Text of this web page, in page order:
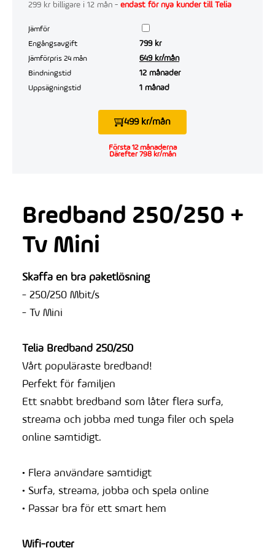
299 kr billigare i 12 mån - endast för nya kunder till Telia
Jämför
Engångsavgift
799 kr
Jämförpris 24 mån 649 kr/mån
Bindningstid 12 månader
Uppsägningstid 1 månad
499 kr/mån
Första 12 månaderna
Därefter 798 kr/mån
Bredband 250/250 +
Tv Mini
Skaffa en bra paketlösning
- 250/250 Mbit/s
- Tv Mini
Telia Bredband 250/250
Vårt populäraste bredband!
Perfekt för familjen
Ett snabbt bredband som låter flera surfa,
streama och jobba med tunga filer och spela
online samtidigt.
• Flera användare samtidigt
• Surfa, streama, jobba och spela online
• Passar bra för ett smart hem
Wifi-router